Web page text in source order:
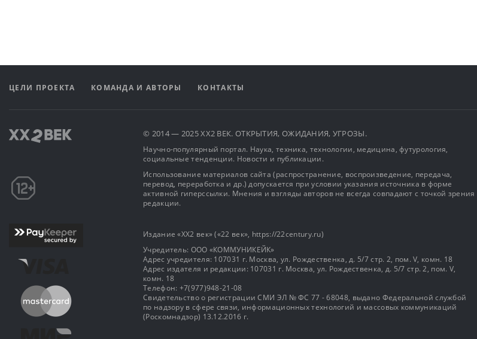
ЦЕЛИ ПРОЕКТА КОМАНДА И АВТОРЫ КОНТАКТЫ
© 2014 — 2025 XX2 ВЕК. ОТКРЫТИЯ, ОЖИДАНИЯ, УГРОЗЫ.
Научно-популярный портал. Наука, техника, технологии, медицина, футурология,
социальные тенденции. Новости и публикации.
Использование материалов сайта (распространение, воспроизведение, передача,
перевод, переработка и др.) допускается при условии указания источника в форме
активной гиперссылки. Мнения и взгляды авторов не всегда совпадают с точкой зрения
редакции.
Издание «XX2 век» («22 век», https://22century.ru)
Учредитель: OOO «КОММУНИКЕЙК»
Адрес учредителя: 107031 г. Москва, ул. Рождественка, д. 5/7 стр. 2, пом. V, комн. 18
Адрес издателя и редакции: 107031 г. Москва, ул. Рождественка, д. 5/7 стр. 2, пом. V,
комн. 18
Телефон: +7(977)948-21-08
Свидетельство о регистрации СМИ ЭЛ № ФС 77 - 68048, выдано Федеральной службой
по надзору в сфере связи, информационных технологий и массовых коммуникаций
(Роскомнадзор) 13.12.2016 г.